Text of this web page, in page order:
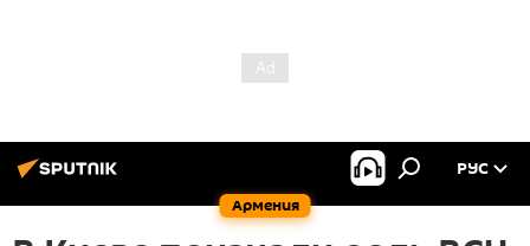
Армения
РУС